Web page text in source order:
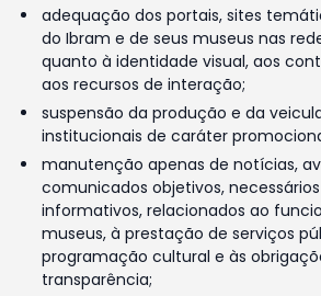
adequação dos portais, sites
do Ibram e de seus museus nas
quanto à identidade visual, aos
aos recursos de interação;
suspensão da produção e da
institucionais de caráter
manutenção apenas de notícias,
comunicados objetivos,
informativos, relacionados ao
museus, à prestação de serviços
programação cultural e às
transparência;